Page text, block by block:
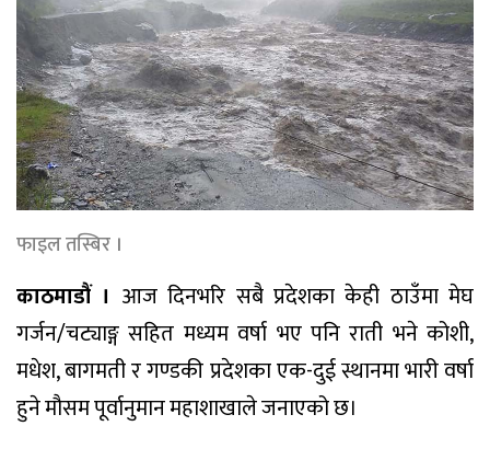
फाइल तस्बिर ।
काठमाडौं । आज दिनभरि सबै प्रदेशका केही ठाउँमा मेघ
गर्जन/चट्याङ्ग सहित मध्यम वर्षा भए पनि राती भने कोशी,
मधेश, बागमती र गण्डकी प्रदेशका एक-दुई स्थानमा भारी वर्षा
हुने मौसम पूर्वानुमान महाशाखाले जनाएको छ।